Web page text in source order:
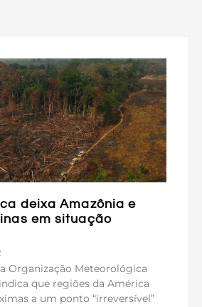
deixa Amazônia e
em situação
Organização Meteorológica
que regiões da América
a um ponto “irreversível”